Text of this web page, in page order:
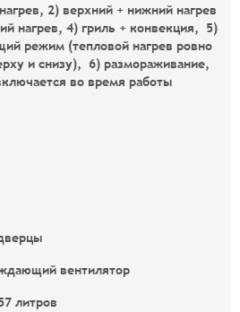
2) верхний + нижний нагрев
нагрев, 4) гриль + конвекция, 5)
режим (тепловой нагрев ровно
и снизу), 6) размораживание,
во время работы
вентилятор
литров